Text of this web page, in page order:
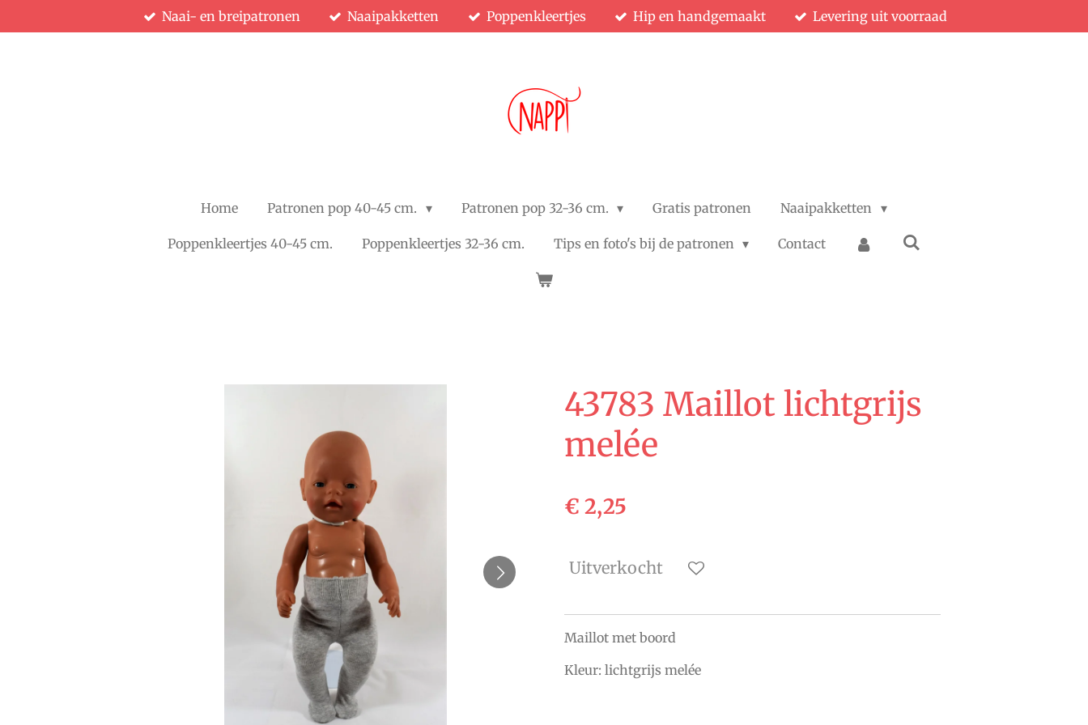
direct
Naai- en breipatronen Naaipakketten Poppenkleertjes Hip en handgemaakt Levering uit voorraad
Home Patronen pop 40-45 cm. Patronen pop 32-36 cm. Gratis patronen Naaipakketten
Poppenkleertjes 40-45 cm. Poppenkleertjes 32-36 cm. Tips en foto's bij de patronen Contact
43783 Maillot lichtgrijs
melée
€ 2,25
Uitverkocht
Maillot met boord
Kleur: lichtgrijs melée